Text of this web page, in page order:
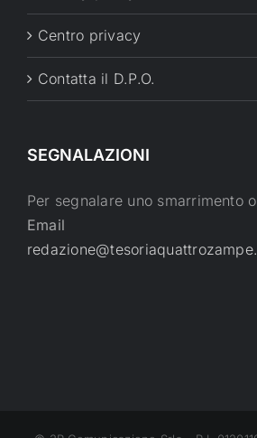
Centro privacy
Contatta il D.P.O.
SEGNALAZIONI
Per segnalare uno smarrimento
Email